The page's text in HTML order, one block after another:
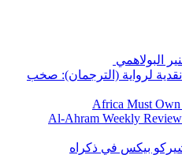
البولاهمي
لرواية (الترجمان): صخب
Africa Must Own
Al-Ahram Weekly
بيكس في ذكراه